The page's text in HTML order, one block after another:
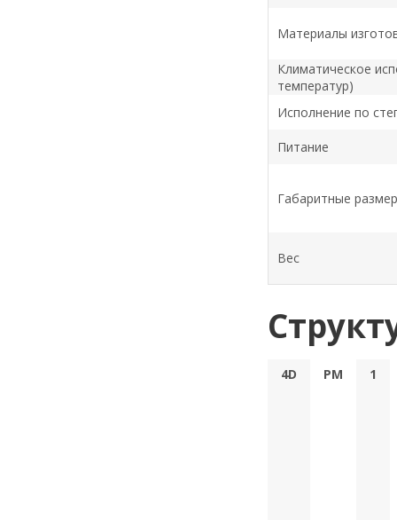
Материалы
Климатическое
температур)
Исполнение по
Питание
Габаритные
Вес
4D PM 1